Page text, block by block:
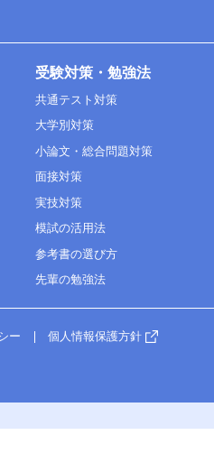
受験対策・勉強法
共通テスト対策
大学別対策
小論文・総合問題対策
面接対策
実技対策
模試の活用法
参考書の選び方
先輩の勉強法
ー 個人情報保護方針